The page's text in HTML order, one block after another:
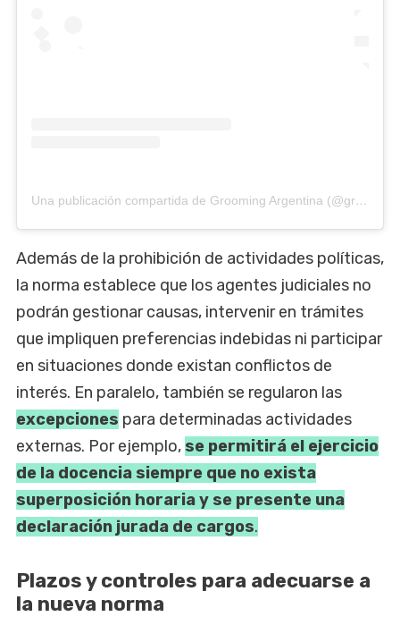
Una publicación compartida de Grooming Argentina (@groomingargentina)
Además de la prohibición de actividades políticas,
la norma establece que los agentes judiciales no
podrán gestionar causas, intervenir en trámites
que impliquen preferencias indebidas ni participar
en situaciones donde existan conflictos de
interés. En paralelo, también se regularon las
excepciones para determinadas actividades
externas. Por ejemplo, se permitirá el ejercicio
de la docencia siempre que no exista
superposición horaria y se presente una
declaración jurada de cargos.
Plazos y controles para adecuarse a
la nueva norma